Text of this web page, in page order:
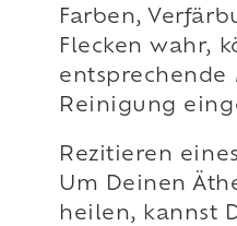
Farben,
Flecken wahr,
entsprechende
Reinigung
Rezitieren
Um Deinen
heilen, kannst